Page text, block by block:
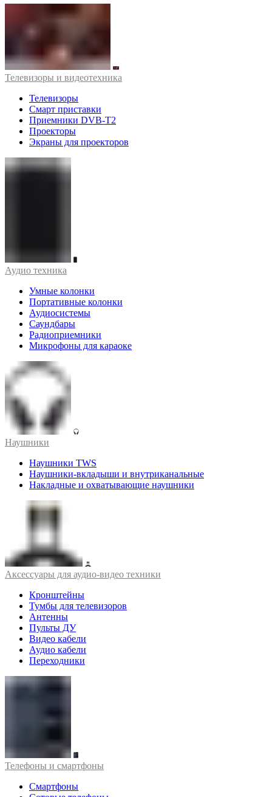
Телевизоры и видеотехника
Телевизоры
Смарт приставки
Приемники DVB-T2
Проекторы
Экраны для проекторов
Аудио техника
Умные колонки
Портативные колонки
Аудиосистемы
Саундбары
Радиоприемники
Микрофоны для караоке
Наушники
Наушники TWS
Наушники-вкладыши и внутриканальные
Накладные и охватывающие наушники
Аксессуары для аудио-видео техники
Кронштейны
Тумбы для телевизоров
Антенны
Пульты ДУ
Видео кабели
Аудио кабели
Переходники
Телефоны и смартфоны
Смартфоны